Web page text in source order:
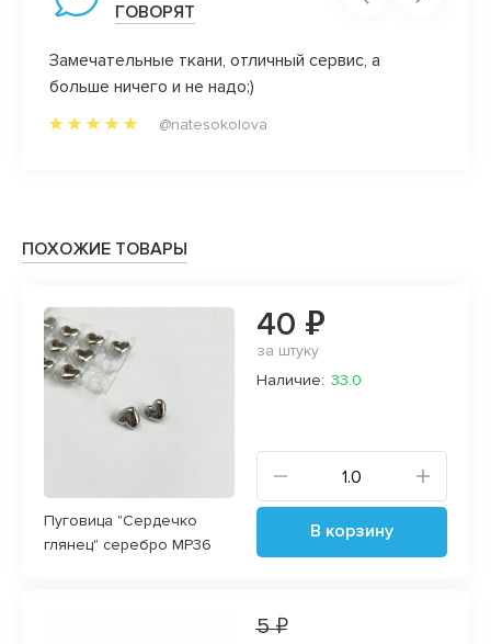
ГОВОРЯТ
Замечательные ткани, отличный сервис, а
больше ничего и не надо;)
@natesokolova
ПОХОЖИЕ ТОВАРЫ
Пуговица "Сердечко
глянец" серебро MP36
40 ₽
за штуку
Наличие: 33.0
В корзину
5 ₽